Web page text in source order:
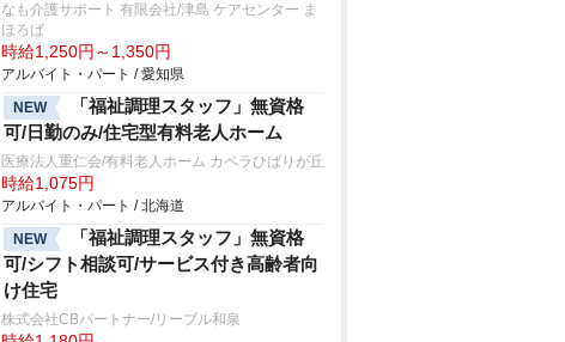
なも介護サポート 有限会社/津島 ケアセンター ま
ほろば
時給1,250円～1,350円
アルバイト・パート / 愛知県
NEW
「福祉調理スタッフ」無資格
可/日勤のみ/住宅型有料老人ホーム
医療法人重仁会/有料老人ホーム カペラひばりが丘
時給1,075円
アルバイト・パート / 北海道
NEW
「福祉調理スタッフ」無資格
可/シフト相談可/サービス付き高齢者向
け住宅
株式会社CBパートナー/リーブル和泉